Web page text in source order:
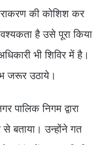
की कोशिश कर
है उसे पूरा किया
भी शिविर में है।
जरूर उठाये।
पालिक निगम द्वारा
से बताया। उन्होंने गत